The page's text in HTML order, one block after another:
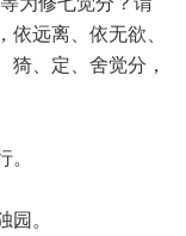
远离、依无欲、
猗、定、舍觉分，
。
园。